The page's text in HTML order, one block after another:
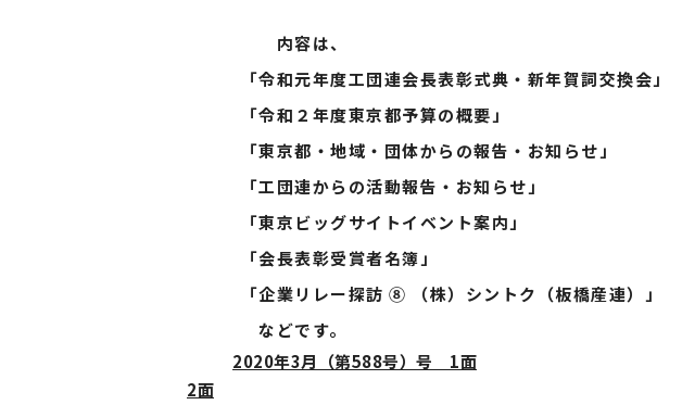
内容は、
「令和元年度工団連会長表彰式典・新年賀詞交換会」
「令和２年度東京都予算の概要」
「東京都・地域・団体からの報告・お知らせ」
「工団連からの活動報告・お知らせ」
「東京ビッグサイトイベント案内」
「会長表彰受賞者名簿」
「企業リレー探訪 ⑧ （株）シントク（板橋産連）」
などです。
2020年3月（第588号）号 1面
2面